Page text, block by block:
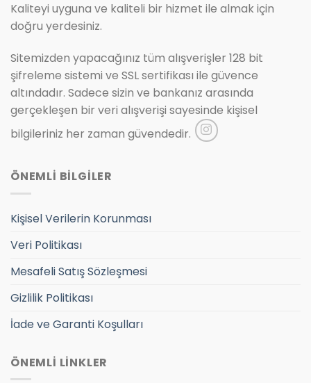
Kaliteyi uyguna ve kaliteli bir hizmet ile almak için
doğru yerdesiniz.
Sitemizden yapacağınız tüm alışverişler 128 bit
şifreleme sistemi ve SSL sertifikası ile güvence
altındadır. Sadece sizin ve bankanız arasında
gerçekleşen bir veri alışverişi sayesinde kişisel
bilgileriniz her zaman güvendedir.
ÖNEMLİ BİLGİLER
Kişisel Verilerin Korunması
Veri Politikası
Mesafeli Satış Sözleşmesi
Gizlilik Politikası
İade ve Garanti Koşulları
ÖNEMLİ LİNKLER